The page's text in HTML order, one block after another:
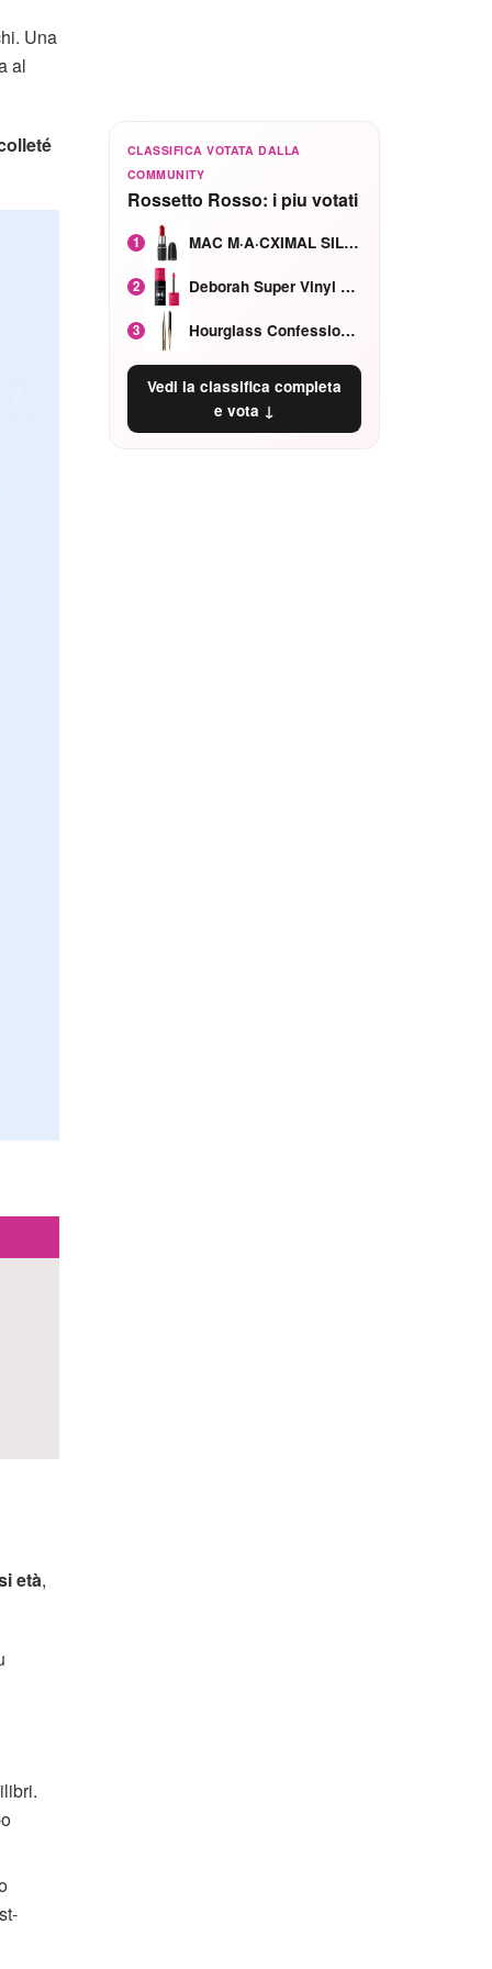
Una
al
età,
CLASSIFICA VOTATA DALLA
COMMUNITY
Rossetto Rosso: i piu votati
1 MAC M·A·CXIMAL SILKY MATTE Red Rock mat
2 Deborah Super Vinyl Shake Rosa Ciliegia
3 Hourglass Confession Ricaricabile Ultra Preciso Ad Alta Intensità Secretly Classic Red
Vedi la classifica completa
e vota ↓